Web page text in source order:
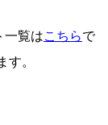
一覧はこちらで
す。